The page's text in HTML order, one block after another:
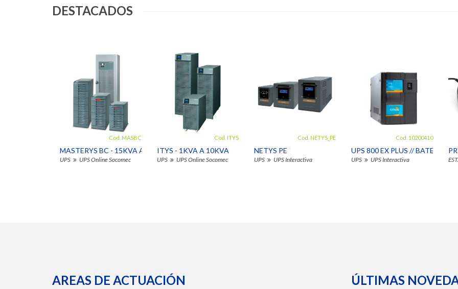
DESTACADOS
Cod. MASBC
MASTERYS BC - 15KVA A 120KVA
UPS UPS Online Socomec
Cod. ITYS
ITYS - 1KVA A 10KVA
UPS UPS Online Socomec
Cod. NETYS_PE
NETYS PE
UPS UPS Interactiva
Cod. 10200410
UPS 800 EX PLUS // BATERIAS
UPS UPS Interactiva
AREAS DE ACTUACIÓN ÚLTIMAS